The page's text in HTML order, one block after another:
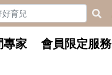
專家 會員限定服務